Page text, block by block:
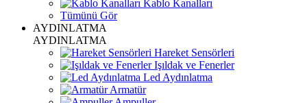
Kablo Kanalları
Tümünü Gör
AYDINLATMA
AYDINLATMA
Hareket Sensörleri
Işıldak ve Fenerler
Led Aydınlatma
Armatür